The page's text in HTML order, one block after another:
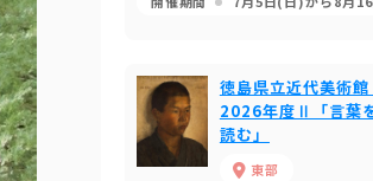
徳島県立近代美術
2026年度Ⅱ「言葉
読む」
東部